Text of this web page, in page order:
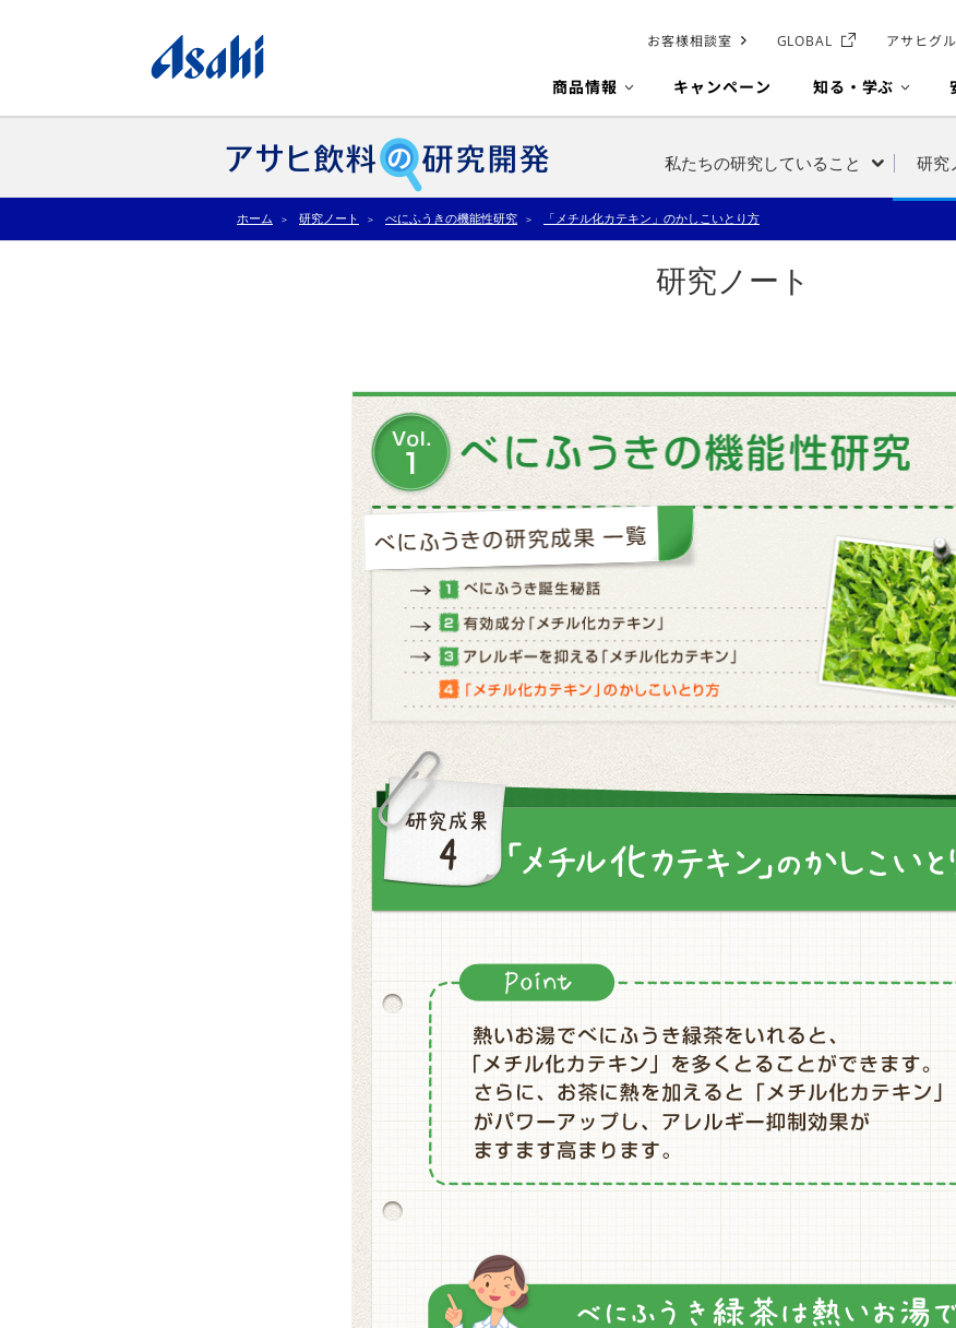
お客様相談室 GLOBAL アサヒグ
商品情報 キャンペーン 知る・学ぶ
私たちの研究していること 研究
ホーム 研究ノート べにふうきの機能性研究 「メチル化カテキン」のかしこいとり方
研究ノート